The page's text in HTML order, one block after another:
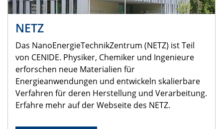
NETZ
Das NanoEnergieTechnikZentrum (NETZ) ist Teil
von CENIDE. Physiker, Chemiker und Ingenieure
erforschen neue Materialien für
Energieanwendungen und entwickeln skalierbare
Verfahren für deren Herstellung und Verarbeitung.
Erfahre mehr auf der Webseite des NETZ.